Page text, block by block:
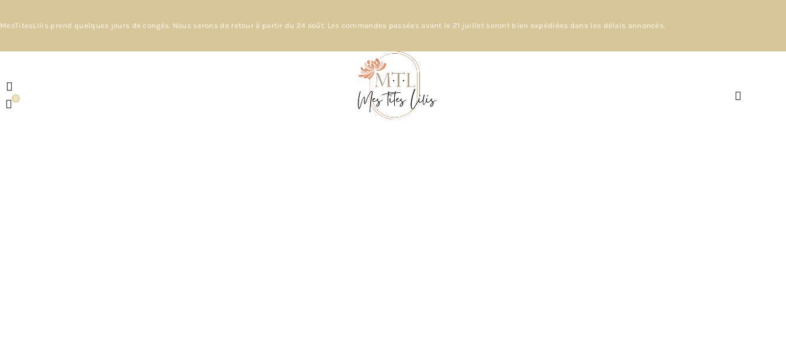
MesTitesLilis prend quelques jours de congés. Nous serons de retour à partir du 24 août. Les commandes passées avant le 21 juillet seront bien expédiées dans les délais annoncés.
0